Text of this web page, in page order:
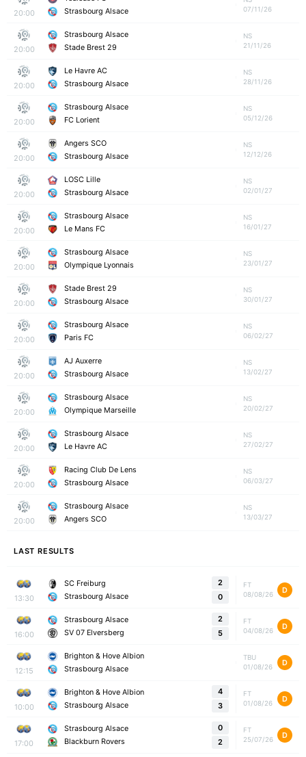
20:00
Strasbourg Alsace
07/11/26
20:00
Strasbourg Alsace
Stade Brest 29
NS
21/11/26
20:00
Le Havre AC
Strasbourg Alsace
NS
28/11/26
20:00
Strasbourg Alsace
FC Lorient
NS
05/12/26
20:00
Angers SCO
Strasbourg Alsace
NS
12/12/26
20:00
LOSC Lille
Strasbourg Alsace
NS
02/01/27
20:00
Strasbourg Alsace
Le Mans FC
NS
16/01/27
20:00
Strasbourg Alsace
Olympique Lyonnais
NS
23/01/27
20:00
Stade Brest 29
Strasbourg Alsace
NS
30/01/27
20:00
Strasbourg Alsace
Paris FC
NS
06/02/27
20:00
AJ Auxerre
Strasbourg Alsace
NS
13/02/27
20:00
Strasbourg Alsace
Olympique Marseille
NS
20/02/27
20:00
Strasbourg Alsace
Le Havre AC
NS
27/02/27
20:00
Racing Club De Lens
Strasbourg Alsace
NS
06/03/27
20:00
Strasbourg Alsace
Angers SCO
NS
13/03/27
LAST RESULTS
13:30
SC Freiburg
Strasbourg Alsace
2
0
FT
08/08/26
D
16:00
Strasbourg Alsace
SV 07 Elversberg
2
5
FT
04/08/26
D
12:15
Brighton & Hove Albion
Strasbourg Alsace
TBU
01/08/26
D
10:00
Brighton & Hove Albion
Strasbourg Alsace
4
3
FT
01/08/26
D
17:00
Strasbourg Alsace
Blackburn Rovers
0
2
FT
25/07/26
D